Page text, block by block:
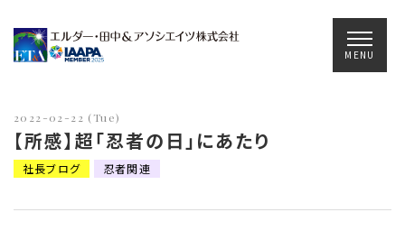
Main Navigation MENU
2022-02-22 (Tue)
【所感】超「忍者の日」にあたり
社長ブログ 忍者関連